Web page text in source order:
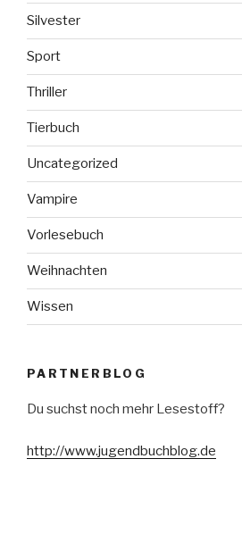
Silvester
Sport
Thriller
Tierbuch
Uncategorized
Vampire
Vorlesebuch
Weihnachten
Wissen
PARTNERBLOG
Du suchst noch mehr Lesestoff?
http://www.jugendbuchblog.de